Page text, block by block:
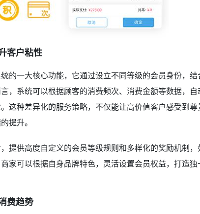
客户粘性
的一大核心功能，它通过设立不同等级的会员身份，
，系统可以根据顾客的消费频次、消费金额等数据，
这种差异化的服务策略，不仅能让高价值客户感受到
提升。
提供高度自定义的会员等级规则和多样化的奖励机制
家可以根据自身品牌特色，灵活设置会员权益，打造
费趋势